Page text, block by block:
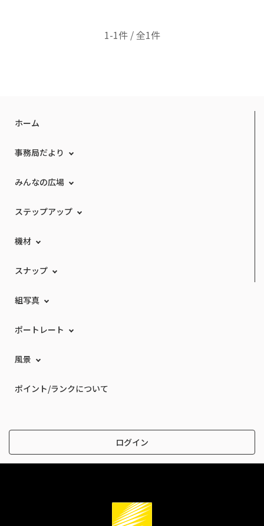
1-1件 / 全1件
ホーム
事務局だより
みんなの広場
ステップアップ
機材
スナップ
組写真
ポートレート
風景
ポイント/ランクについて
ログイン